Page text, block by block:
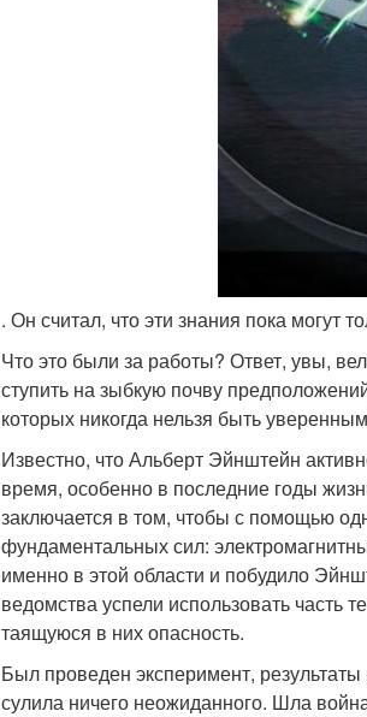
. Он считал, что эти знания пока могут
Что это были за работы? Ответ, увы,
ступить на зыбкую почву
которых никогда нельзя быть
Известно, что Альберт Эйнштейн
время, особенно в последние годы
заключается в том, чтобы с помощью
фундаментальных сил:
именно в этой области и побудило
ведомства успели использовать часть
таящуюся в них опасность.
Был проведен эксперимент,
сулила ничего неожиданного. Шла